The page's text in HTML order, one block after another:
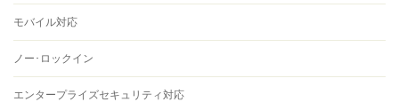
モバイル対応
ノー･ロックイン
エンタープライズセキュリティ対応